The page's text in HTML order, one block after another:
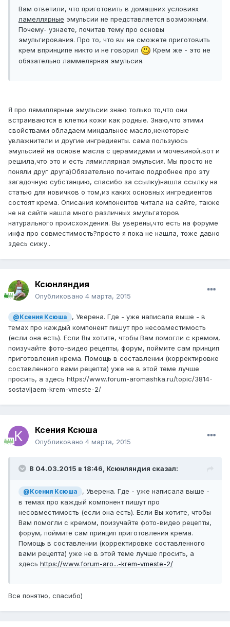
Вам ответили, что приготовить в домашних условиях
ламеллярные эмульсии не представляется возможным.
Почему- узнаете, почитав тему про основы
эмульгирования. Про то, что вы не сможете приготовить
крем впринципе никто и не говорил
Крем же - это не
обязательно ламмелярная эмульсия.
Я про лямиллярные эмульсии знаю только то,что они
встраиваются в клетки кожи как родные. Знаю,что этими
свойствами обладаем миндальное масло,некоторые
увлажнители и другие ингредиенты. сама пользуюсь
эмульсией на основе масла с церамидами и мочевиной,вот и
решила,что это и есть лямиллярная эмульсия. Мы просто не
поняли друг друга)Обязательно почитаю подробнее про эту
загадочную субстанцию, спасибо за ссылку)нашла ссылку на
статью для новичков о том,из каких основных ингредиентов
состоят крема. Описания компонентов читала на сайте, также
не на сайте нашла много различных эмульгаторов
натурального происхождения. Вы уверены,что есть на форуме
инфа про совместимость?просто я пока не нашла, тоже давно
здесь сижу..
Ксюнляндия
Опубликовано 4 марта, 2015
@Ксения Ксюша
, Уверена. Где - уже написала выше - в
темах про каждый компонент пишут про несовместимость
(если она есть). Если Вы хотите, чтобы Вам помогли с кремом,
поизучайте фото-видео рецепты, форум, поймите сам принцип
приготовления крема. Помощь в составлении (корректировке
составленного вами рецепта) уже не в этой теме лучше
просить, а здесь https://www.forum-aromashka.ru/topic/3814-
sostavljaem-krem-vmeste-2/
Ксения Ксюша
Опубликовано 4 марта, 2015
В 04.03.2015 в 18:46, Ксюнляндия сказал:
@Ксения Ксюша
, Уверена. Где - уже написала выше -
в темах про каждый компонент пишут про
несовместимость (если она есть). Если Вы хотите, чтобы
Вам помогли с кремом, поизучайте фото-видео рецепты,
форум, поймите сам принцип приготовления крема.
Помощь в составлении (корректировке составленного
вами рецепта) уже не в этой теме лучше просить, а
здесь https://www.forum-aro...-krem-vmeste-2/
Все понятно, спасибо)